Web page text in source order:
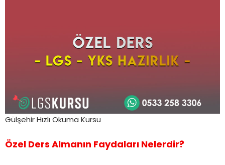
Gülşehir Hızlı Okuma Kursu
Özel Ders Almanın Faydaları Nelerdir?